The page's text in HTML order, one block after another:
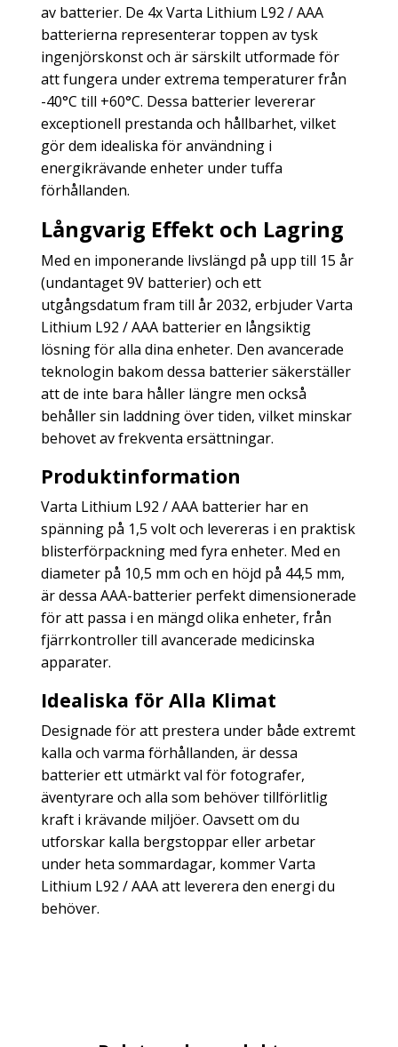
av batterier. De 4x Varta Lithium L92 / AAA
batterierna representerar toppen av tysk
ingenjörskonst och är särskilt utformade för
att fungera under extrema temperaturer från
-40°C till +60°C. Dessa batterier levererar
exceptionell prestanda och hållbarhet, vilket
gör dem idealiska för användning i
energikrävande enheter under tuffa
förhållanden.
Långvarig Effekt och Lagring
Med en imponerande livslängd på upp till 15 år
(undantaget 9V batterier) och ett
utgångsdatum fram till år 2032, erbjuder Varta
Lithium L92 / AAA batterier en långsiktig
lösning för alla dina enheter. Den avancerade
teknologin bakom dessa batterier säkerställer
att de inte bara håller längre men också
behåller sin laddning över tiden, vilket minskar
behovet av frekventa ersättningar.
Produktinformation
Varta Lithium L92 / AAA batterier har en
spänning på 1,5 volt och levereras i en praktisk
blisterförpackning med fyra enheter. Med en
diameter på 10,5 mm och en höjd på 44,5 mm,
är dessa AAA-batterier perfekt dimensionerade
för att passa i en mängd olika enheter, från
fjärrkontroller till avancerade medicinska
apparater.
Idealiska för Alla Klimat
Designade för att prestera under både extremt
kalla och varma förhållanden, är dessa
batterier ett utmärkt val för fotografer,
äventyrare och alla som behöver tillförlitlig
kraft i krävande miljöer. Oavsett om du
utforskar kalla bergstoppar eller arbetar
under heta sommardagar, kommer Varta
Lithium L92 / AAA att leverera den energi du
behöver.